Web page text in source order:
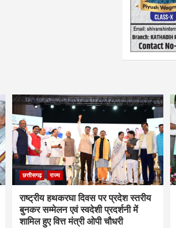
छत्तीसगढ़ राज्य
राष्ट्रीय हथकरघा दिवस पर प्रदेश स्तरीय
बुनकर सम्मेलन एवं स्वदेशी प्रदर्शनी में
शामिल हुए वित्त मंत्री ओपी चौधरी